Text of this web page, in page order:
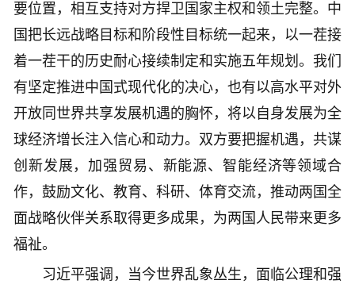
要位置，相互支持对方捍卫国家主权和领土完整。中
国把长远战略目标和阶段性目标统一起来，以一茬接
着一茬干的历史耐心接续制定和实施五年规划。我们
有坚定推进中国式现代化的决心，也有以高水平对外
开放同世界共享发展机遇的胸怀，将以自身发展为全
球经济增长注入信心和动力。双方要把握机遇，共谋
创新发展，加强贸易、新能源、智能经济等领域合
作，鼓励文化、教育、科研、体育交流，推动两国全
面战略伙伴关系取得更多成果，为两国人民带来更多
福祉。
习近平强调，当今世界乱象丛生，面临公理和强